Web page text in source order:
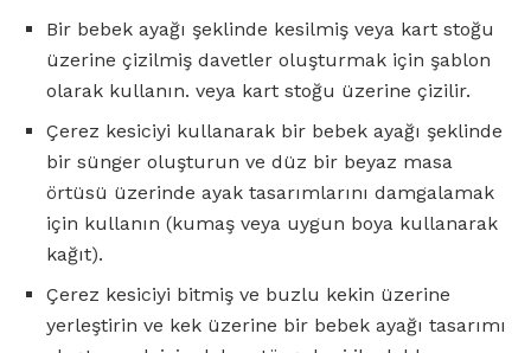
Bir bebek ayağı şeklinde kesilmiş veya kart stoğu
üzerine çizilmiş davetler oluşturmak için şablon
olarak kullanın. veya kart stoğu üzerine çizilir.
Çerez kesiciyi kullanarak bir bebek ayağı şeklinde
bir sünger oluşturun ve düz bir beyaz masa
örtüsü üzerinde ayak tasarımlarını damgalamak
için kullanın (kumaş veya uygun boya kullanarak
kağıt).
Çerez kesiciyi bitmiş ve buzlu kekin üzerine
yerleştirin ve kek üzerine bir bebek ayağı tasarımı